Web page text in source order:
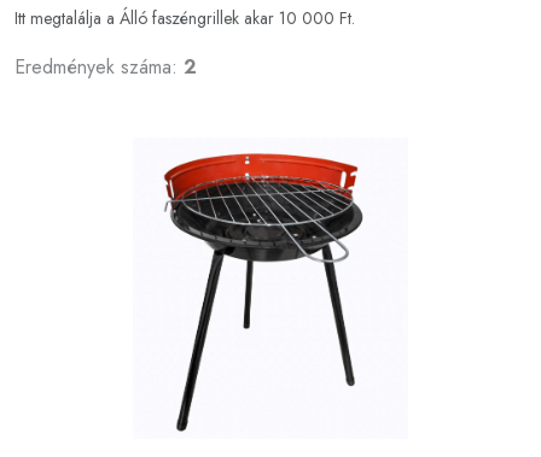
Itt megtalálja a Álló faszéngrillek akar 10 000 Ft.
Eredmények száma: 2